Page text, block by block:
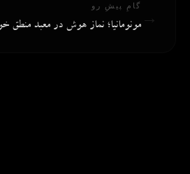
→
گامِ پیشِ رو
مونومانیا؛ نماز هوش در معبد منطق